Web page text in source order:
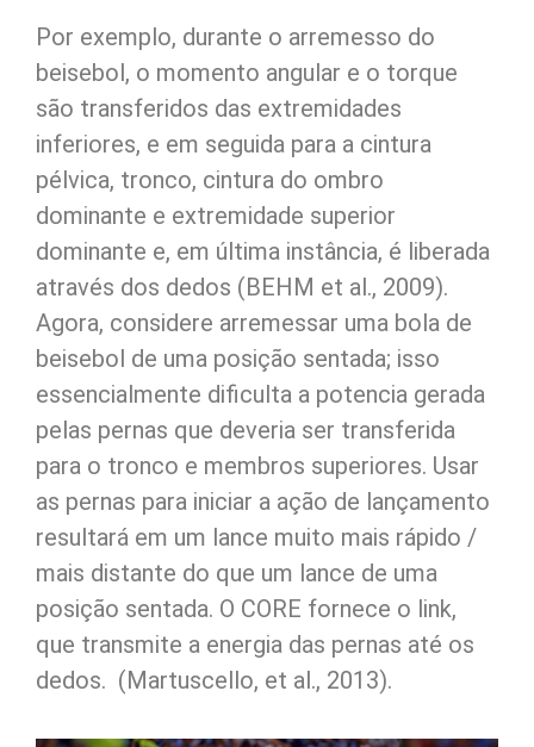
Por exemplo, durante o arremesso do
beisebol, o momento angular e o torque
são transferidos das extremidades
inferiores, e em seguida para a cintura
pélvica, tronco, cintura do ombro
dominante e extremidade superior
dominante e, em última instância, é liberada
através dos dedos (BEHM et al., 2009).
Agora, considere arremessar uma bola de
beisebol de uma posição sentada; isso
essencialmente dificulta a potencia gerada
pelas pernas que deveria ser transferida
para o tronco e membros superiores. Usar
as pernas para iniciar a ação de lançamento
resultará em um lance muito mais rápido /
mais distante do que um lance de uma
posição sentada. O CORE fornece o link,
que transmite a energia das pernas até os
dedos. (Martuscello, et al., 2013).